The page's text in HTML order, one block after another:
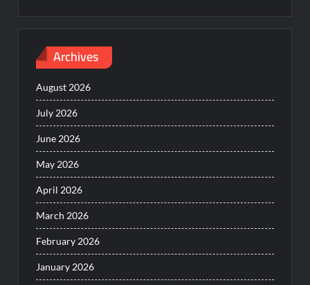
Archives
August 2026
July 2026
June 2026
May 2026
April 2026
March 2026
February 2026
January 2026